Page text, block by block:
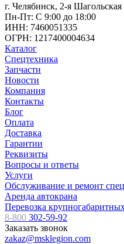
г. Челябинск, 2-я
Пн-Пт: С 9:00 до 18:00
ИНН: 7460051335
ОГРН: 1217400004634
Каталог
Спецтехника
Запчасти
Новости
Компания
Контакты
Блог
Оплата
Доставка
Гарантии
Реквизиты
Вопросы и ответы
Услуги
Обслуживание и ремонт
Аренда автокрана
Перевозка
8-800 302-59-92
Заказать звонок
zakaz@msklegion.com